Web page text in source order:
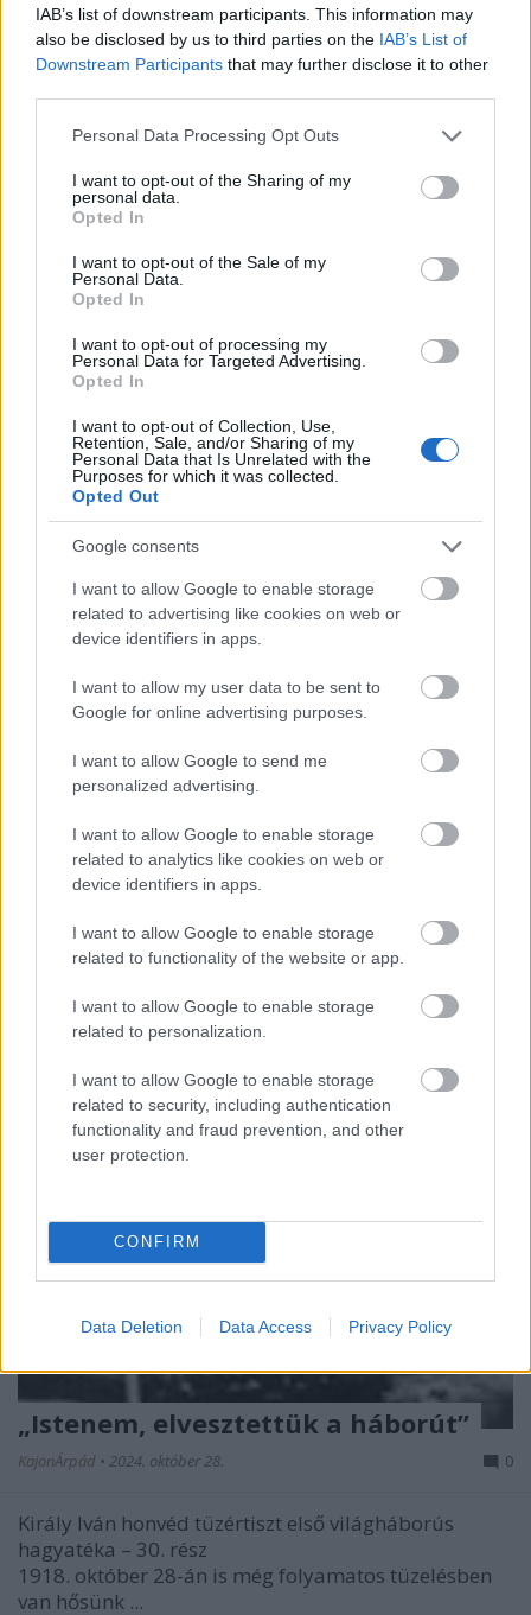
IAB’s list of downstream participants. This information may
also be disclosed by us to third parties on the IAB’s List of
Downstream Participants that may further disclose it to other
Please note that this website/app uses one or more Google
not limited to your visit or usage behaviour. You may click to
grant or deny consent to Google and its third-party tags to
use your data for below specified purposes in below Google
consent section.
Personal Data Processing Opt Outs
I want to opt-out of the Sharing of my
personal data.
Opted In
I want to opt-out of the Sale of my
Personal Data.
Opted In
I want to opt-out of processing my
Personal Data for Targeted Advertising.
Opted In
I want to opt-out of Collection, Use,
Retention, Sale, and/or Sharing of my
Personal Data that Is Unrelated with the
Purposes for which it was collected.
Opted Out
Google consents
I want to allow Google to enable storage
related to advertising like cookies on web or
device identifiers in apps.
I want to allow my user data to be sent to
Google for online advertising purposes.
I want to allow Google to send me
personalized advertising.
I want to allow Google to enable storage
related to analytics like cookies on web or
device identifiers in apps.
I want to allow Google to enable storage
related to functionality of the website or app.
I want to allow Google to enable storage
related to personalization.
I want to allow Google to enable storage
related to security, including authentication
functionality and fraud prevention, and other
user protection.
CONFIRM
Data Deletion Data Access Privacy Policy
„A vér megfagyott ereinkben…”
KajonÁrpád•2024. november 04.
hagyatéka – 31. rész
Naplóírónk alakulata 1918. október 29-én hideg,
„Kéziratok vissza nem adatnak”
Berta Kristóf•2024. október 31.
Egy népfelkelő hadnagy visszaemlékezése a
przemyśli harcokra – 1. rész
Ki hinné, hogy egy csonkán közölt kézirat, egy
harctudósítás nyomán ...
„Istenem, elvesztettük a háborút”
KajonÁrpád • 2024. október 28. 0
Király Iván honvéd tüzértiszt első világháborús
hagyatéka – 30. rész
1918. október 28-án is még folyamatos tüzelésben
van hősünk ...